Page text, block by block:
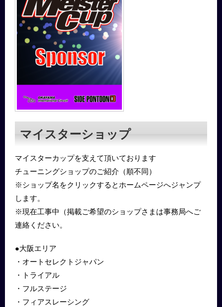
マイスターショップ
マイスターカップを支えて頂いております
チューニングショップのご紹介（順不同）
※ショップ名をクリックするとホームページへジャンプ
します。
※現在工事中（掲載ご希望のショップさまは事務局へご
連絡ください。
●大阪エリア
・オートセレクトジャパン
・トライアル
・フルステージ
・フィアスレーシング